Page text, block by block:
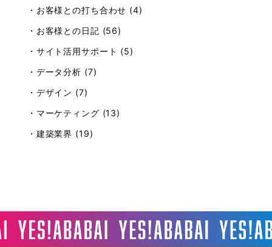
・お客様との打ち合わせ (4)
・お客様との日記 (56)
・サイト活用サポート (5)
・データ分析 (7)
・デザイン (7)
・マーケティング (13)
・建築業界 (19)